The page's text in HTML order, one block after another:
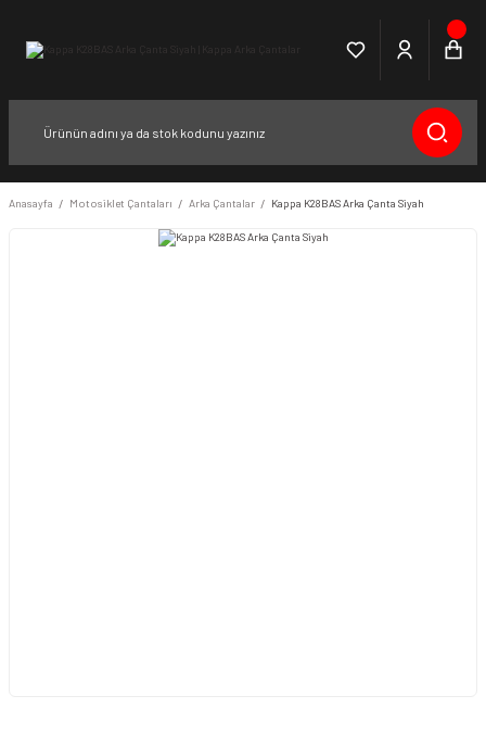
Anasayfa Motosiklet Çantaları Arka Çantalar Kappa K28BAS Arka Çanta Siyah